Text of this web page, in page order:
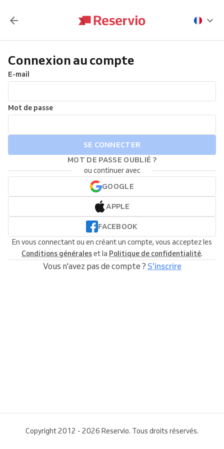
Connexion au compte
E-mail
Mot de passe
SE CONNECTER
MOT DE PASSE OUBLIÉ ?
ou continuer avec
GOOGLE
APPLE
FACEBOOK
En vous connectant ou en créant un compte, vous acceptez les
Conditions généraleset la Politique de confidentialité.
Vous n'avez pas de compte ? S'inscrire
Copyright 2012 - 2026 Reservio. Tous droits réservés.